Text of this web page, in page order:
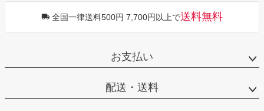
全国一律送料500円 7,700円以上で送料無料
お支払い
配送・送料